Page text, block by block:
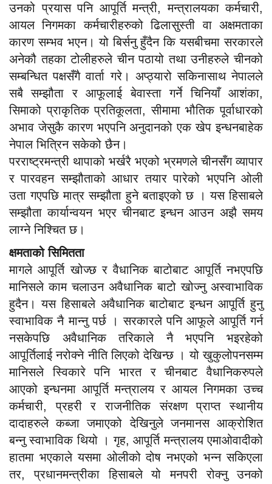
उनको प्रयास पनि आपूर्ति मन्त्री, मन्त्रालयका कर्मचारी,
आयल निगमका कर्मचारीहरुको ढिलासुस्ती वा अक्षमताका
कारण सम्भव भएन। यो बिर्सनु हुँदैन कि यसबीचमा सरकारले
अनेकौ तहका टोलीहरुले चीन पठायो तथा उनीहरुले चीनको
सम्बन्धित पक्षसँगै वार्ता गरे। अप्ठ्यारो सकिनासाथ नेपालले
सबै सम्झौता र आफूलाई बेवास्ता गर्ने चिनियाँ आशंका,
सिमाको प्राकृतिक प्रतिकूलता, सीमामा भौतिक पूर्वाधारको
अभाव जेसुकै कारण भएपनि अनुदानको एक खेप इन्धनबाहेक
नेपाल भित्रिन सकेको छैन।
परराष्ट्रमन्त्री थापाको भर्खरै भएको भ्रमणले चीनसँग व्यापार
र पारवहन सम्झौताको आधार तयार पारेको भएपनि ओली
उता गएपछि मात्र सम्झौता हुने बताइएको छ । यस हिसाबले
सम्झौता कार्यान्वयन भएर चीनबाट इन्धन आउन अझै समय
लाग्ने निश्चित छ।
क्षमताको सिमितता
मागले आपूर्ति खोज्छ र वैधानिक बाटोबाट आपूर्ति नभएपछि
मानिसले काम चलाउन अवैधानिक बाटो खोज्नु अस्वाभाविक
हुदैन। यस हिसाबले अवैधानिक बाटोबाट इन्धन आपूर्ति हुनु
स्वाभाविक नै मान्नु पर्छ । सरकारले पनि आफूले आपूर्ति गर्न
नसकेपछि अवैधानिक तरिकाले नै भएपनि भइरहेको
आपूर्तिलाई नरोक्ने नीति लिएको देखिन्छ । यो खुकुलोपनसम्म
मानिसले स्विकारे पनि भारत र चीनबाट वैधानिकरुपले
आएको इन्धनमा आपूर्ति मन्त्रालय र आयल निगमका उच्च
कर्मचारी, प्रहरी र राजनीतिक संरक्षण प्राप्त स्थानीय
दादाहरुले कब्जा जमाएको देखिनुले जनमानस आक्रोशित
बन्नु स्वाभाविक थियो । गृह, आपूर्ति मन्त्रालय एमाओवादीको
हातमा भएकाले यसमा ओलीको दोष नभएको भन्न सकिएला
तर, प्रधानमन्त्रीका हिसाबले यो मनपरी रोक्नु उनको